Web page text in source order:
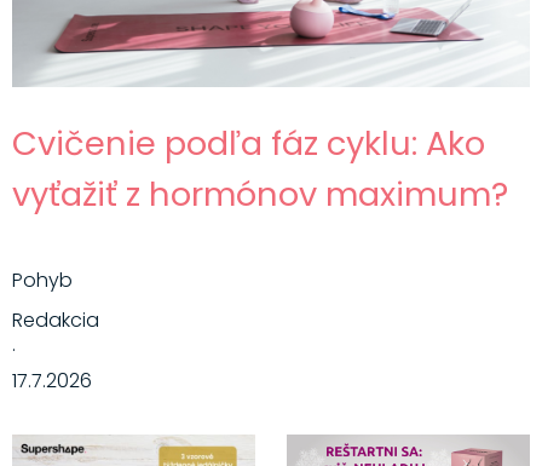
Cvičenie podľa fáz cyklu: Ako
vyťažiť z hormónov maximum?
Pohyb
Redakcia
·
17.7.2026